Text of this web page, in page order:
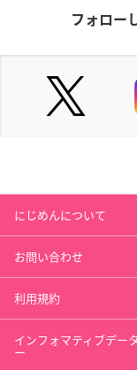
フォロー
にじめんについて
お問い合わせ
利用規約
インフォマティブデー
ー